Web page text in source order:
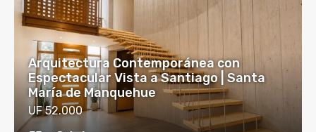
Arquitectura Contemporánea con
Espectacular Vista a Santiago | Santa
María de Manquehue
UF 52.000